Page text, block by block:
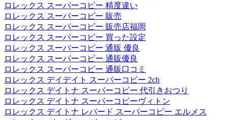
ロレックス スーパーコピー 精度違い
ロレックス スーパーコピー 販売
ロレックス スーパーコピー 販売店福岡
ロレックス スーパーコピー 買った設定
ロレックス スーパーコピー 通販 優良
ロレックス スーパーコピー 通販優良
ロレックス スーパーコピー 通販口コミ
ロレックス デイデイト スーパーコピー 2ch
ロレックス デイトナ スーパーコピー 代引きおつり
ロレックス デイトナ スーパーコピーヴィトン
ロレックス デイトナ レパード スーパーコピー エルメス